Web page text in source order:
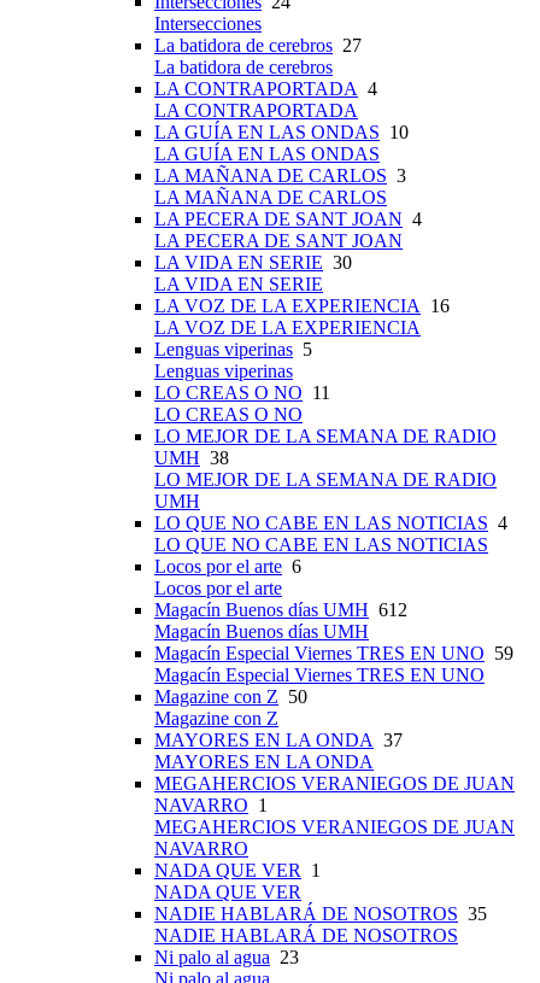
Intersecciones
La batidora de cerebros 27
La batidora de cerebros
LA CONTRAPORTADA 4
LA CONTRAPORTADA
LA GUÍA EN LAS ONDAS 10
LA GUÍA EN LAS ONDAS
LA MAÑANA DE CARLOS 3
LA MAÑANA DE CARLOS
LA PECERA DE SANT JOAN 4
LA PECERA DE SANT JOAN
LA VIDA EN SERIE 30
LA VIDA EN SERIE
LA VOZ DE LA EXPERIENCIA 16
LA VOZ DE LA EXPERIENCIA
Lenguas viperinas 5
Lenguas viperinas
LO CREAS O NO 11
LO CREAS O NO
LO MEJOR DE LA SEMANA DE RADIO
UMH 38
LO MEJOR DE LA SEMANA DE RADIO
UMH
LO QUE NO CABE EN LAS NOTICIAS 4
LO QUE NO CABE EN LAS NOTICIAS
Locos por el arte 6
Locos por el arte
Magacín Buenos días UMH 612
Magacín Buenos días UMH
Magacín Especial Viernes TRES EN UNO 59
Magacín Especial Viernes TRES EN UNO
Magazine con Z 50
Magazine con Z
MAYORES EN LA ONDA 37
MAYORES EN LA ONDA
MEGAHERCIOS VERANIEGOS DE JUAN
NAVARRO 1
MEGAHERCIOS VERANIEGOS DE JUAN
NAVARRO
NADA QUE VER 1
NADA QUE VER
NADIE HABLARÁ DE NOSOTROS 35
NADIE HABLARÁ DE NOSOTROS
Ni palo al agua 23